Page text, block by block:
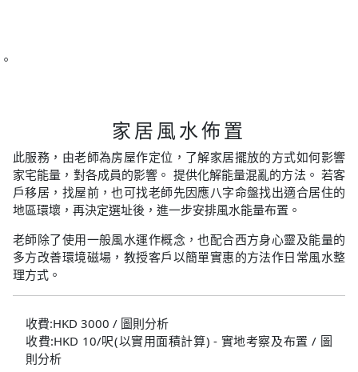
。
家居風水佈置
此服務，由老師為房屋作定位，了解家居擺放的方式如何影響
家宅能量，對各成員的影響。 提供化解能量混亂的方法。 若客
戶移居，找屋前，也可找老師先因應八字命盤找出適合居住的
地區環壞，再決定選址後，進一步安排風水能量布置。
老師除了使用一般風水運作概念，也配合西方身心靈及能量的
多方改善環境磁場，教授客戶以簡單實惠的方法作日常風水整
理方式。
收費:HKD 3000 / 圖則分析
收費:HKD 10/呎(以實用面積計算) - 實地考察及布置 / 圖
則分析